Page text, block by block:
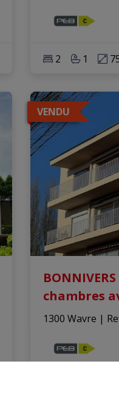
2 1
VENDU
chambres
1300 Wavre |